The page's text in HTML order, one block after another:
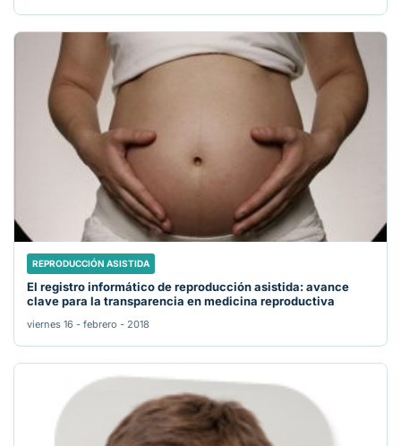
REPRODUCCIÓN ASISTIDA
El registro informático de reproducción asistida: avance
clave para la transparencia en medicina reproductiva
viernes 16 - febrero - 2018